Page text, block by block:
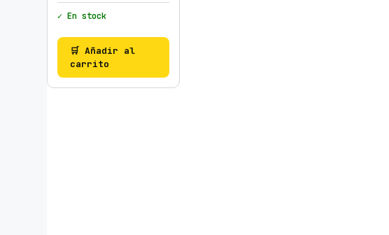
✓ En stock
🛒 Añadir al
carrito